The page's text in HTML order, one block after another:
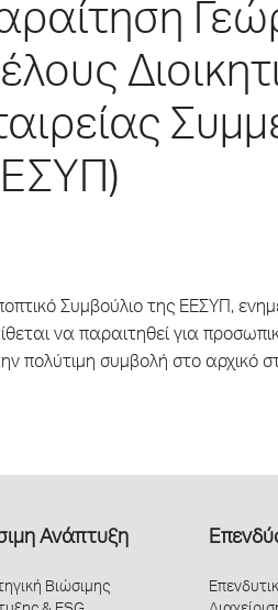
Συμβούλιο της ΕΕΣΥΠ,
να παραιτηθεί για
πολύτιμη συμβολή στο αρχικό
Ανάπτυξη
Βιώσιμης